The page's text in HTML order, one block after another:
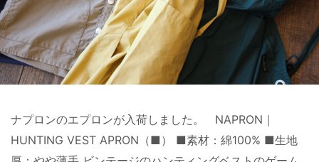
ナプロンのエプロンが入荷しました。 NAPRON｜
HUNTING VEST APRON（■） ■素材：綿100% ■生地